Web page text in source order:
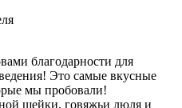
благодарности для
Это самые вкусные
мы пробовали!
шейки, говяжьи люля и